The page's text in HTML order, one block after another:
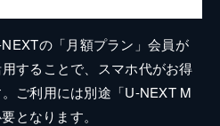
の「月額プラン」会員が
することで、スマホ代がお得
ご利用には別途「U-NEXT M
となります。